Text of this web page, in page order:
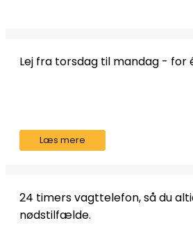
Lej fra torsdag til mandag - for
Læs mere
24 timers vagttelefon, så du
nødstilfælde.